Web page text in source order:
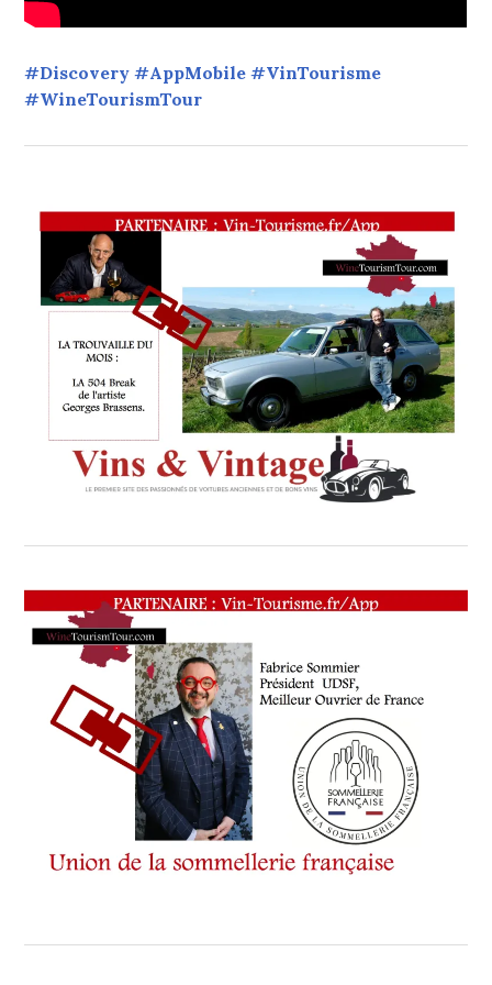
#Discovery #AppMobile #VinTourisme
#WineTourismTour